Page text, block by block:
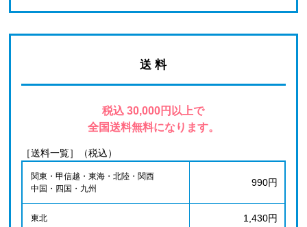
送 料
税込 30,000円以上で
全国送料無料になります。
［送料一覧］（税込）
関東・甲信越・東海・北陸・関西
中国・四国・九州
990円
東北 1,430円